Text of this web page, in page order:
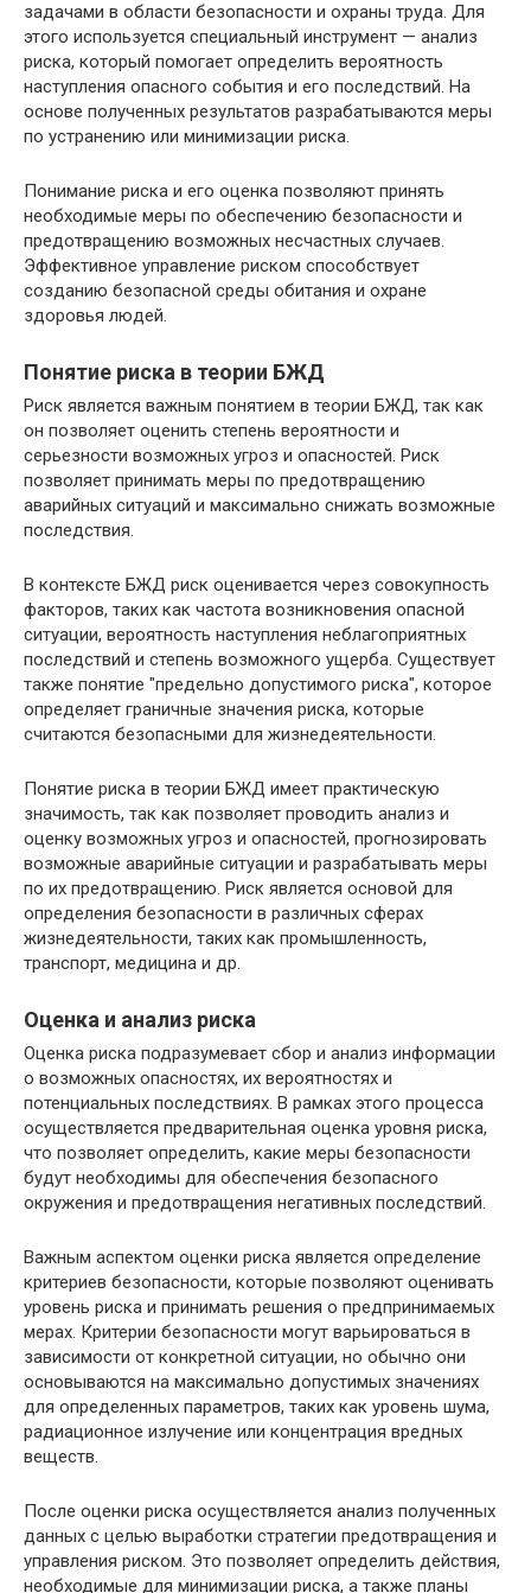
задачами в области безопасности и охраны труда. Для
этого используется специальный инструмент — анализ
риска, который помогает определить вероятность
наступления опасного события и его последствий. На
основе полученных результатов разрабатываются меры
по устранению или минимизации риска.
Понимание риска и его оценка позволяют принять
необходимые меры по обеспечению безопасности и
предотвращению возможных несчастных случаев.
Эффективное управление риском способствует
созданию безопасной среды обитания и охране
здоровья людей.
Понятие риска в теории БЖД
Риск является важным понятием в теории БЖД, так как
он позволяет оценить степень вероятности и
серьезности возможных угроз и опасностей. Риск
позволяет принимать меры по предотвращению
аварийных ситуаций и максимально снижать возможные
последствия.
В контексте БЖД риск оценивается через совокупность
факторов, таких как частота возникновения опасной
ситуации, вероятность наступления неблагоприятных
последствий и степень возможного ущерба. Существует
также понятие "предельно допустимого риска", которое
определяет граничные значения риска, которые
считаются безопасными для жизнедеятельности.
Понятие риска в теории БЖД имеет практическую
значимость, так как позволяет проводить анализ и
оценку возможных угроз и опасностей, прогнозировать
возможные аварийные ситуации и разрабатывать меры
по их предотвращению. Риск является основой для
определения безопасности в различных сферах
жизнедеятельности, таких как промышленность,
транспорт, медицина и др.
Оценка и анализ риска
Оценка риска подразумевает сбор и анализ информации
о возможных опасностях, их вероятностях и
потенциальных последствиях. В рамках этого процесса
осуществляется предварительная оценка уровня риска,
что позволяет определить, какие меры безопасности
будут необходимы для обеспечения безопасного
окружения и предотвращения негативных последствий.
Важным аспектом оценки риска является определение
критериев безопасности, которые позволяют оценивать
уровень риска и принимать решения о предпринимаемых
мерах. Критерии безопасности могут варьироваться в
зависимости от конкретной ситуации, но обычно они
основываются на максимально допустимых значениях
для определенных параметров, таких как уровень шума,
радиационное излучение или концентрация вредных
веществ.
После оценки риска осуществляется анализ полученных
данных с целью выработки стратегии предотвращения и
управления риском. Это позволяет определить действия,
необходимые для минимизации риска, а также планы